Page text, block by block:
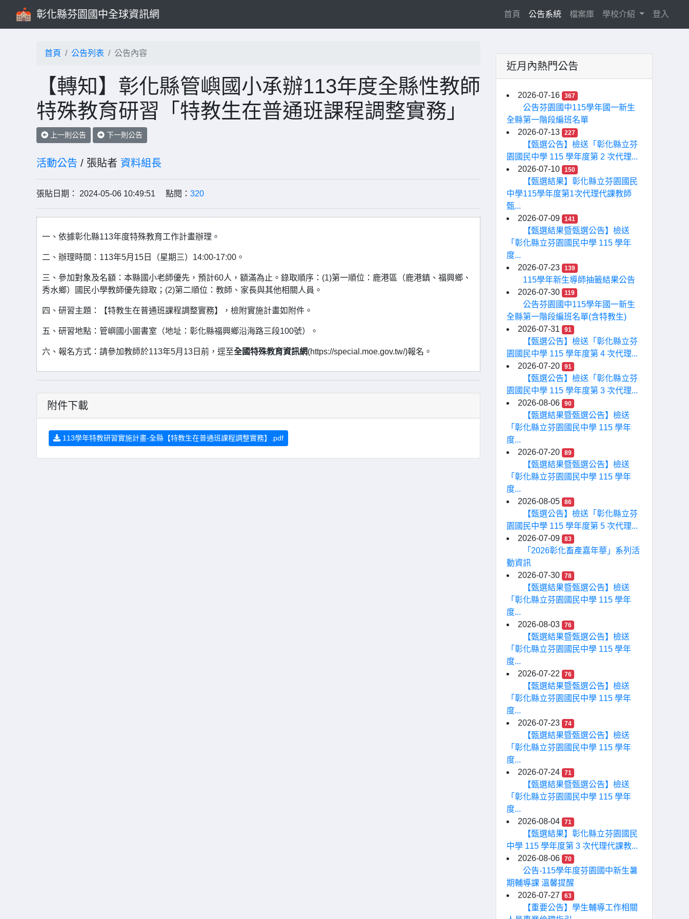
彰化縣芬園國中全球資訊網 首頁 (current)
公告系統 檔案庫 學校介紹 登入
首頁 公告列表 公告內容
【轉知】彰化縣管嶼國小承辦113年度全縣性教師
特殊教育研習「特教生在普通班課程調整實務」
上一則公告 下一則公告
活動公告 / 張貼者 資料組長
張貼日期： 2024-05-06 10:49:51 點閱： 320
一、依據彰化縣113年度特殊教育工作計畫辦理。
二、辦理時間：113年5月15日（星期三）14:00-17:00。
三、參加對象及名額：本縣國小老師優先，預計60人，額滿為止。錄取順序：(1)第一順位：鹿港區（鹿港鎮、福興鄉、
秀水鄉）國民小學教師優先錄取；(2)第二順位：教師、家長與其他相關人員。
四、研習主題：【特教生在普通班課程調整實務】，檢附實施計畫如附件。
五、研習地點：管嶼國小圖書室（地址：彰化縣福興鄉沿海路三段100號）。
六、報名方式：請參加教師於113年5月13日前，逕至全國特殊教育資訊網(https://special.moe.gov.tw/)報名。
附件下載
113學年特教研習實施計畫-全縣【特教生在普通班課程調整實務】.pdf
近月內熱門公告
2026-07-16 367
公告芬園國中115學年國一新生
全縣第一階段編班名單
2026-07-13
227
【甄選公告】檢送「彰化縣立芬
園國民中學 115 學年度第 2 次代理...
2026-07-10
150
【甄選結果】彰化縣立芬園國民
中學115學年度第1次代理代課教師
甄...
2026-07-09
141
【甄選結果暨甄選公告】檢送
「彰化縣立芬園國民中學 115 學年
度...
2026-07-23
139
115學年新生導師抽籤結果公告
2026-07-30
119
公告芬園國中115學年國一新生
全縣第一階段編班名單(含特教生)
2026-07-31
91
【甄選公告】檢送「彰化縣立芬
園國民中學 115 學年度第 4 次代理...
2026-07-20
91
【甄選公告】檢送「彰化縣立芬
園國民中學 115 學年度第 3 次代理...
2026-08-06
90
【甄選結果暨甄選公告】檢送
「彰化縣立芬園國民中學 115 學年
度...
2026-07-20
89
【甄選結果暨甄選公告】檢送
「彰化縣立芬園國民中學 115 學年
度...
2026-08-05
86
【甄選公告】檢送「彰化縣立芬
園國民中學 115 學年度第 5 次代理...
2026-07-09
83
「2026彰化畜產嘉年華」系列活
動資訊
2026-07-30
78
【甄選結果暨甄選公告】檢送
「彰化縣立芬園國民中學 115 學年
度...
2026-08-03
76
【甄選結果暨甄選公告】檢送
「彰化縣立芬園國民中學 115 學年
度...
2026-07-22
76
【甄選結果暨甄選公告】檢送
「彰化縣立芬園國民中學 115 學年
度...
2026-07-23
74
【甄選結果暨甄選公告】檢送
「彰化縣立芬園國民中學 115 學年
度...
2026-07-24
71
【甄選結果暨甄選公告】檢送
「彰化縣立芬園國民中學 115 學年
度...
2026-08-04
71
【甄選結果】彰化縣立芬園國民
中學 115 學年度第 3 次代理代課教...
2026-08-06
70
公告-115學年度芬園國中新生暑
期輔導課 溫馨提醒
2026-07-27
63
【重要公告】學生輔導工作相關